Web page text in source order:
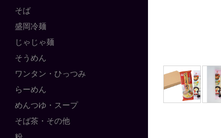
そば
盛岡冷麺
じゃじゃ麺
そうめん
ワンタン・ひっつみ
らーめん
めんつゆ・スープ
そば茶・その他